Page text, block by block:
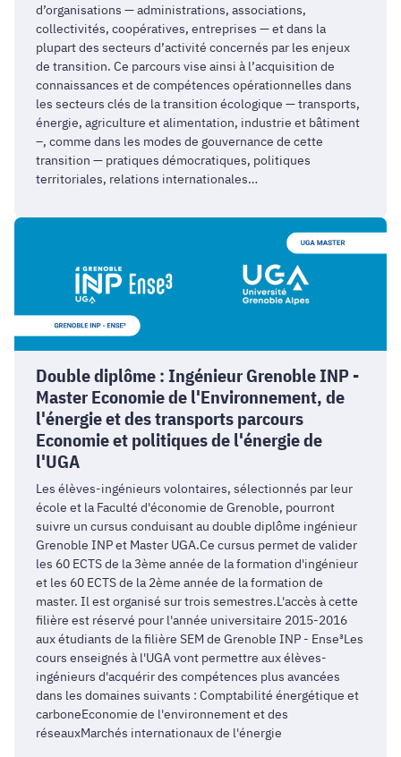
Grenoble
(Sciences
Po)
d’organisations — administrations, associations,
collectivités, coopératives, entreprises — et dans la
plupart des secteurs d’activité concernés par les enjeux
de transition. Ce parcours vise ainsi à l’acquisition de
connaissances et de compétences opérationnelles dans
les secteurs clés de la transition écologique — transports,
énergie, agriculture et alimentation, industrie et bâtiment
–, comme dans les modes de gouvernance de cette
transition — pratiques démocratiques, politiques
territoriales, relations internationales…
Double
Ingénieur
Grenoble
INP
-
Master
Economie
l'Environnement,
l'énergie
des
transports
parcours
Economie
politiques
l'énergie
l'UGA
Double diplôme : Ingénieur Grenoble INP -
Master Economie de l'Environnement, de
l'énergie et des transports parcours
Economie et politiques de l'énergie de
l'UGA
Les élèves-ingénieurs volontaires, sélectionnés par leur
école et la Faculté d'économie de Grenoble, pourront
suivre un cursus conduisant au double diplôme ingénieur
Grenoble INP et Master UGA.Ce cursus permet de valider
les 60 ECTS de la 3ème année de la formation d'ingénieur
et les 60 ECTS de la 2ème année de la formation de
master. Il est organisé sur trois semestres.L'accès à cette
filière est réservé pour l'année universitaire 2015-2016
aux étudiants de la filière SEM de Grenoble INP - Ense³Les
cours enseignés à l'UGA vont permettre aux élèves-
ingénieurs d'acquérir des compétences plus avancées
dans les domaines suivants : Comptabilité énergétique et
carboneEconomie de l'environnement et des
réseauxMarchés internationaux de l'énergie